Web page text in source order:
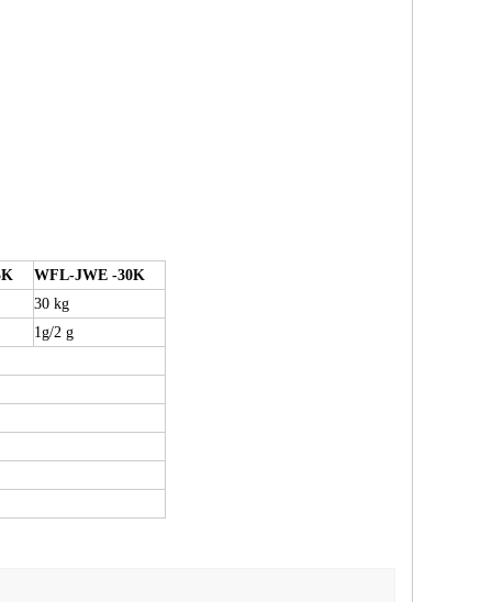
WFL-JWE -30K
30 kg
1g/2 g